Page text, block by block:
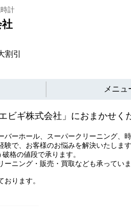
計
引
メニュ
ビギ株式会社」におまかせく
バーホール、スーパークリーニング
で、お客様のお悩みを解決いたします
格の値段で承ります。
ニング・販売・買取なども承っていま
ります。